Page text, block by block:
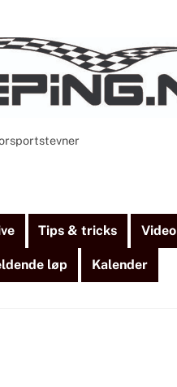
Tips & tricks Video
løp Kalender